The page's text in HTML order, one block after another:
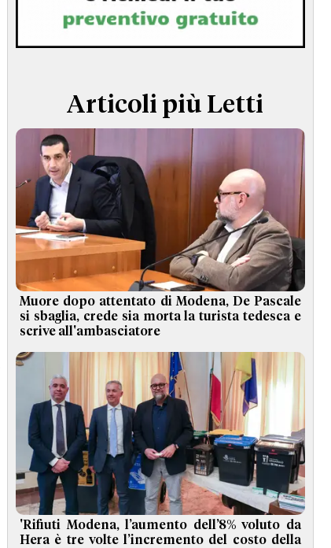
TERMINI e CONDIZIONI
Articoli più Letti
Muore dopo attentato di Modena, De Pascale
si sbaglia, crede sia morta la turista tedesca e
scrive all'ambasciatore
'Rifiuti Modena, l’aumento dell’8% voluto da
Hera è tre volte l’incremento del costo della